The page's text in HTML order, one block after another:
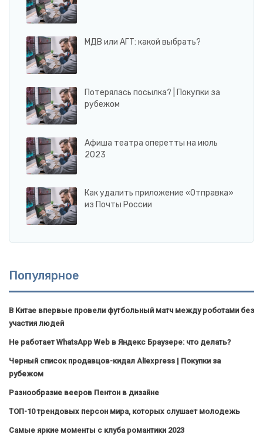
МДВ или АГТ: какой выбрать?
Потерялась посылка? | Покупки за
рубежом
Афиша театра оперетты на июль
2023
Как удалить приложение «Отправка»
из Почты России
Популярное
В Китае впервые провели футбольный матч между роботами без
участия людей
Не работает WhatsApp Web в Яндекс Браузере: что делать?
Черный список продавцов-кидал Aliexpress | Покупки за
рубежом
Разнообразие вееров Пентон в дизайне
ТОП-10 трендовых персон мира, которых слушает молодежь
Самые яркие моменты с клуба романтики 2023